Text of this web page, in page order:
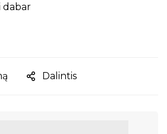
dabar
Dalintis